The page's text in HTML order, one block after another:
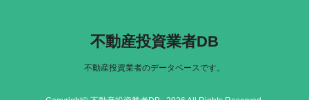
不動産投資業者DB
不動産投資業者のデータベースです。